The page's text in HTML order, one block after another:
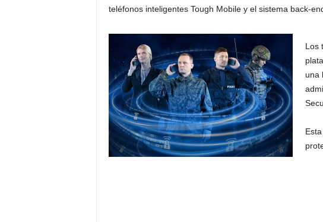
teléfonos inteligentes Tough Mobile y el sistema back-
Los
una